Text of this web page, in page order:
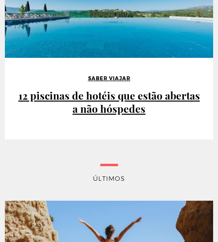
SABER VIAJAR
12 piscinas de hotéis que estão abertas
a não hóspedes
ÚLTIMOS